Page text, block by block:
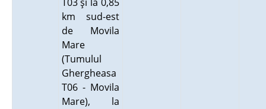
km sud-est
de Movila
Mare
(Tumulul
Ghergheasa
T06 - Movila
Mare), la